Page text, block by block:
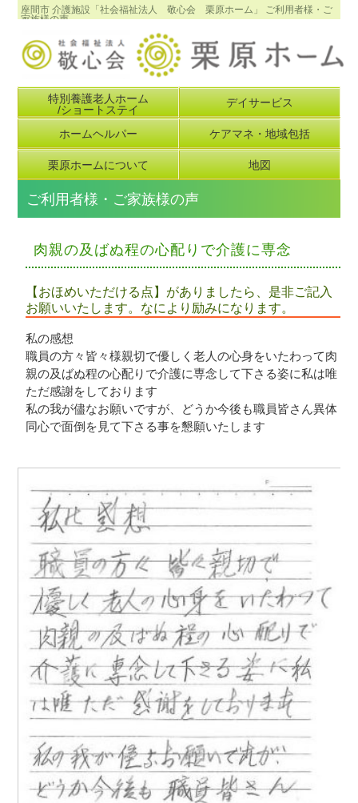
座間市 介護施設「社会福祉法人 敬心会 栗原ホーム」 ご利用者様・ご
家族様の声
特別養護老人ホーム
/ショートステイ
デイサービス
ホームヘルパー ケアマネ・地域包括
栗原ホームについて 地図
ご利用者様・ご家族様の声
肉親の及ばぬ程の心配りで介護に専念
【おほめいただける点】がありましたら、是非ご記入
お願いいたします。なにより励みになります。
私の感想
職員の方々皆々様親切で優しく老人の心身をいたわって肉
親の及ばぬ程の心配りで介護に専念して下さる姿に私は唯
ただ感謝をしております
私の我が儘なお願いですが、どうか今後も職員皆さん異体
同心で面倒を見て下さる事を懇願いたします